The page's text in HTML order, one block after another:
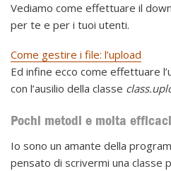
Vediamo come effettuare il
per te e per i tuoi utenti.
Come gestire i file: l’upload
Ed infine ecco come effettuare
con l’ausilio della classe
Pochi metodi e molta
Io sono un amante della
pensato di scrivermi una